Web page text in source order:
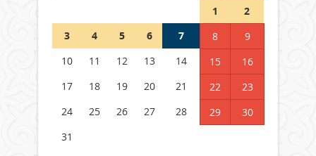
Шетелде жүрген Қазақстан
азаматтары қалай дауыс бере
1
2
3
4 5 6 7 8
9
10
11 12 13 14 15
16
17
18 19 20 21 22
23
24
25 26 27 28 29
30
31